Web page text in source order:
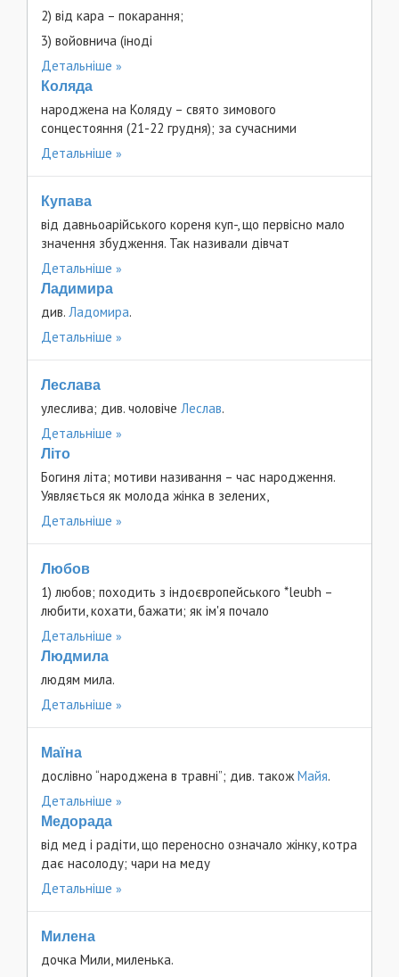
2) від кара – покарання;
3) войовнича (іноді
Детальніше
Коляда
народжена на Коляду – свято зимового
сонцестояння (21-22 грудня); за сучасними
Детальніше
Купава
від давньоарійського кореня куп-, що первісно мало
значення збудження. Так називали дівчат
Детальніше
Ладимира
див. Ладомира.
Детальніше
Леслава
улеслива; див. чоловіче Леслав.
Детальніше
Літо
Богиня літа; мотиви називання – час народження.
Уявляється як молода жінка в зелених,
Детальніше
Любов
1) любов; походить з індоєвропейського *leubh –
любити, кохати, бажати; як ім'я почало
Детальніше
Людмила
людям мила.
Детальніше
Маїна
дослівно “народжена в травні”; див. такожМайя.
Детальніше
Медорада
від мед і радіти, що переносно означало жінку, котра
дає насолоду; чари на меду
Детальніше
Милена
дочка Мили, миленька.